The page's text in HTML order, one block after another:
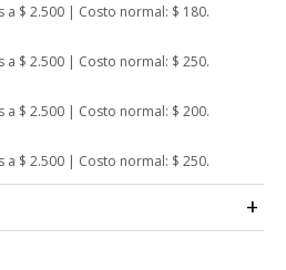
a $ 2.500 | Costo normal: $ 180.
a $ 2.500 | Costo normal: $ 250.
a $ 2.500 | Costo normal: $ 200.
a $ 2.500 | Costo normal: $ 250.